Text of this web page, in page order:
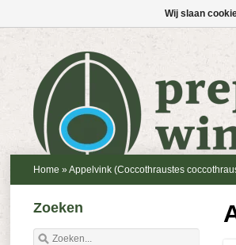
Home » Appelvink (Coccothraustes
Zoeken
Wij slaan